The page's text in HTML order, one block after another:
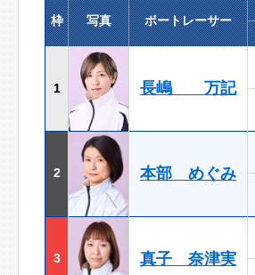
枠 写真 ボートレーサー
1 長嶋 万記
2 本部 めぐみ
3 真子 奈津実